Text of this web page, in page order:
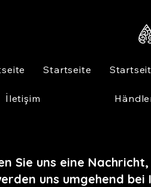
Startseite
İletişim
Sie uns eine Nachricht,
uns umgehend bei